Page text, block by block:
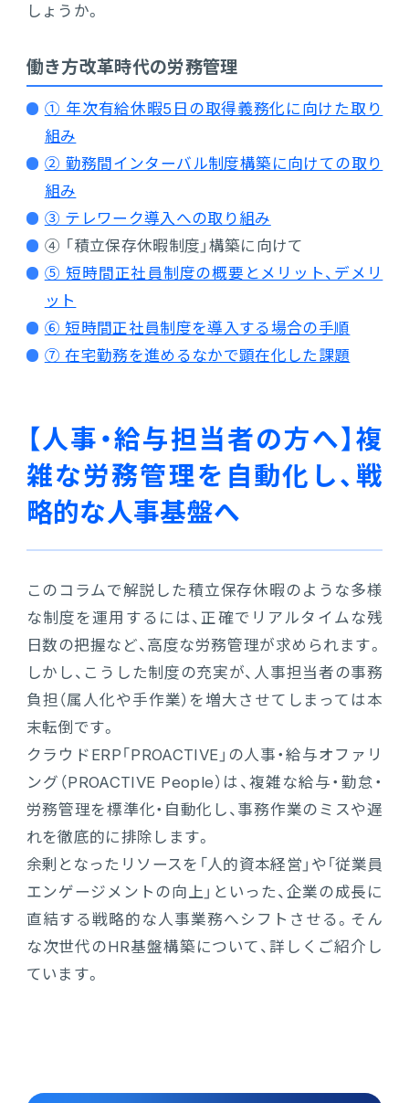
しょうか。
働き方改革時代の労務管理
① 年次有給休暇5日の取得義務化に向けた取り
組み
② 勤務間インターバル制度構築に向けての取り
組み
③ テレワーク導入への取り組み
④ 「積立保存休暇制度」構築に向けて
⑤ 短時間正社員制度の概要とメリット、デメリ
ット
⑥ 短時間正社員制度を導入する場合の手順
⑦ 在宅勤務を進めるなかで顕在化した課題
【人事・給与担当者の方へ】複
雑な労務管理を自動化し、戦
略的な人事基盤へ
このコラムで解説した積立保存休暇のような多様
な制度を運用するには、正確でリアルタイムな残
日数の把握など、高度な労務管理が求められます。
しかし、こうした制度の充実が、人事担当者の事務
負担（属人化や手作業）を増大させてしまっては本
末転倒です。
クラウドERP「PROACTIVE」の人事・給与オファリ
ング（PROACTIVE People）は、複雑な給与・勤怠・
労務管理を標準化・自動化し、事務作業のミスや遅
れを徹底的に排除します。
余剰となったリソースを「人的資本経営」や「従業員
エンゲージメントの向上」といった、企業の成長に
直結する戦略的な人事業務へシフトさせる。そん
な次世代のHR基盤構築について、詳しくご紹介し
ています。